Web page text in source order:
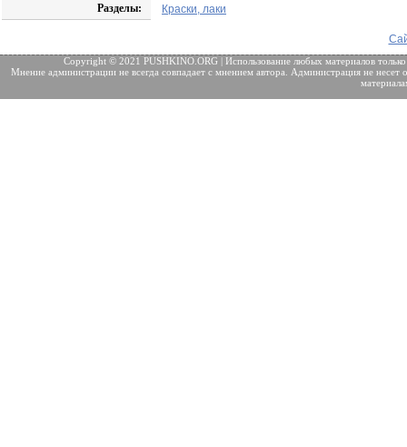
Разделы:
Краски, лаки
Copyright © 2021 PUSHKINO.ORG | Использование любых материалов
Мнение администрации не всегда совпадает с мнением автора. Администрация не несет